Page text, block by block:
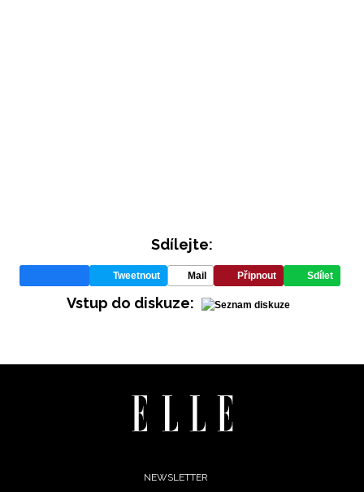
Sdílejte:
Tweetnout Mail Připnout Sdílet
Vstup do diskuze:
NEWSLETTER